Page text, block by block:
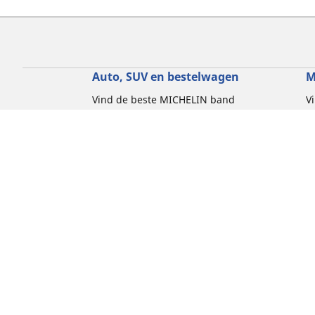
Auto, SUV en bestelwagen
Vind de beste MICHELIN band